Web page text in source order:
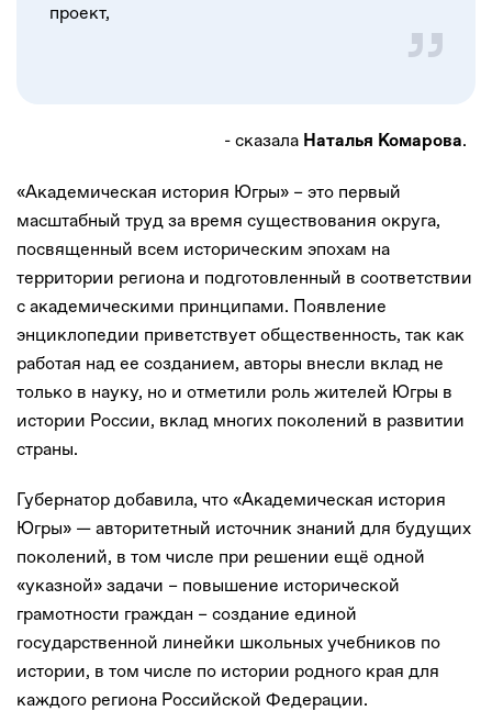
проект,
- сказала Наталья Комарова.
«Академическая история Югры» – это первый
масштабный труд за время существования округа,
посвященный всем историческим эпохам на
территории региона и подготовленный в соответствии
с академическими принципами. Появление
энциклопедии приветствует общественность, так как
работая над ее созданием, авторы внесли вклад не
только в науку, но и отметили роль жителей Югры в
истории России, вклад многих поколений в развитии
страны.
Губернатор добавила, что «Академическая история
Югры» — авторитетный источник знаний для будущих
поколений, в том числе при решении ещё одной
«указной» задачи – повышение исторической
грамотности граждан – создание единой
государственной линейки школьных учебников по
истории, в том числе по истории родного края для
каждого региона Российской Федерации.